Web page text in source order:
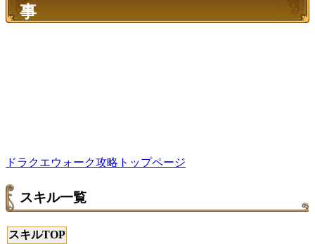
事
ドラクエウォーク攻略トップページ
スキル一覧
スキルTOP